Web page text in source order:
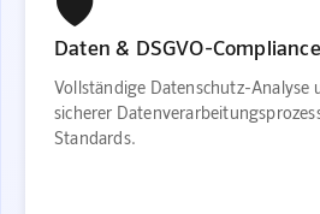
Daten & DSGVO-Compliance
Vollständige Datenschutz-Analyse
sicherer
Standards.